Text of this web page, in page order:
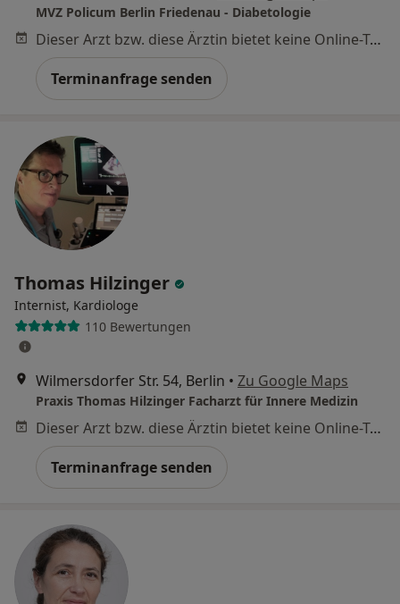
MVZ Policum Berlin Friedenau - Diabetologie
Dieser Arzt bzw. diese Ärztin bietet keine Online-Terminbuchung an diesem Standort an.
Terminanfrage senden
Thomas Hilzinger
Internist, Kardiologe
110 Bewertungen
Wilmersdorfer Str. 54, Berlin • Zu Google Maps
Praxis Thomas Hilzinger Facharzt für Innere Medizin
Dieser Arzt bzw. diese Ärztin bietet keine Online-Terminbuchung an diesem Standort an.
Terminanfrage senden